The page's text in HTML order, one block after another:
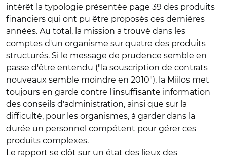
intérêt la typologie présentée page 39 des produits
financiers qui ont pu être proposés ces dernières
années. Au total, la mission a trouvé dans les
comptes d'un organisme sur quatre des produits
structurés. Si le message de prudence semble en
passe d'être entendu ("la souscription de contrats
nouveaux semble moindre en 2010"), la Miilos met
toujours en garde contre l'insuffisante information
des conseils d'administration, ainsi que sur la
difficulté, pour les organismes, à garder dans la
durée un personnel compétent pour gérer ces
produits complexes.
Le rapport se clôt sur un état des lieux des